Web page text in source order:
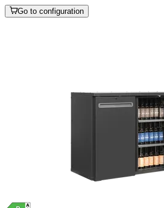
Go to configuration